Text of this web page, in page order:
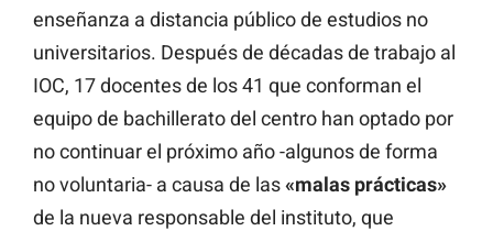
enseñanza a distancia público de estudios no
universitarios. Después de décadas de trabajo al
IOC, 17 docentes de los 41 que conforman el
equipo de bachillerato del centro han optado por
no continuar el próximo año -algunos de forma
no voluntaria- a causa de las«malas prácticas»
de la nueva responsable del instituto, que